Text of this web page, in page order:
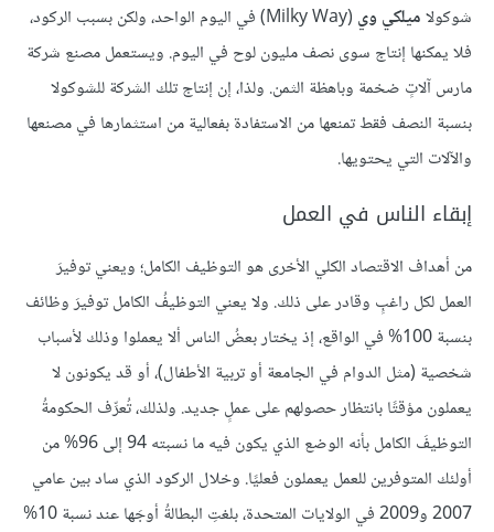
شوكولاميلكي وي
(Milky Way) في اليوم الواحد، ولكن بسبب الركود،
فلا يمكنها إنتاج سوى نصف مليون لوح في اليوم. ويستعمل مصنع شركة
مارس آلاتٍ ضخمة وباهظة الثمن. ولذا، إن إنتاج تلك الشركة للشوكولا
بنسبة النصف فقط تمنعها من الاستفادة بفعالية من استثمارها في مصنعها
والآلات التي يحتويها.
إبقاء الناس في العمل
من أهداف الاقتصاد الكلي الأخرى هو التوظيف الكامل؛ ويعني توفيرَ
العمل لكل راغبٍ وقادر على ذلك. ولا يعني التوظيفُ الكامل توفيرَ وظائف
بنسبة 100% في الواقع، إذ يختار بعضُ الناس ألا يعملوا وذلك لأسباب
شخصية (مثل الدوام في الجامعة أو تربية الأطفال)، أو قد يكونون لا
يعملون مؤقتًا بانتظار حصولهم على عملٍ جديد. ولذلك، تُعرِّف الحكومةُ
التوظيفَ الكامل بأنه الوضع الذي يكون فيه ما نسبته 94 إلى 96% من
أولئك المتوفرين للعمل يعملون فعليًا. وخلال الركود الذي ساد بين عامي
2007 و2009 في الولايات المتحدة، بلغتِ البطالةُ أوجَها عند نسبة 10%